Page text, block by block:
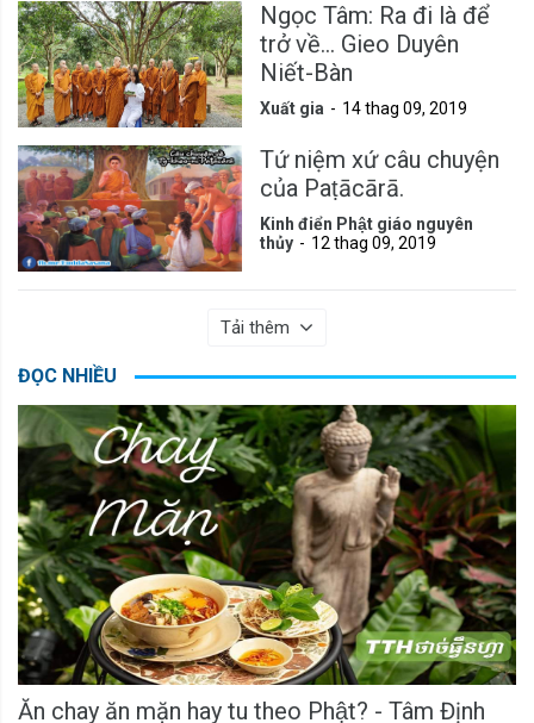
Ngọc Tâm: Ra đi là để
trở về... Gieo Duyên
Niết-Bàn
Xuất gia 14 thag 09, 2019
Tứ niệm xứ câu chuyện
của Paṭācārā.
Kinh điển Phật giáo nguyên
thủy
12 thag 09, 2019
Tải thêm
ĐỌC NHIỀU
Ăn chay ăn mặn hay tu theo Phật? - Tâm Định